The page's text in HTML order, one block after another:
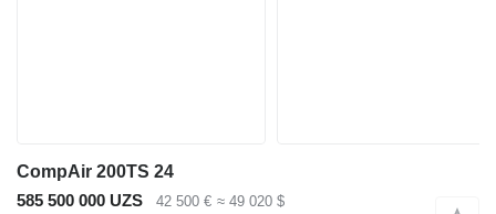
CompAir 200TS 24
585 500 000 UZS
42 500 € ≈ 49 020 $